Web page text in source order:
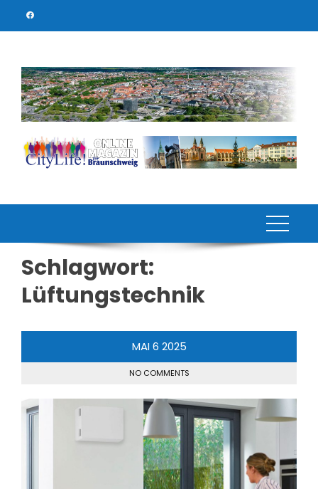
Schlagwort:
Lüftungstechnik
MAI 6 2025
NO COMMENTS